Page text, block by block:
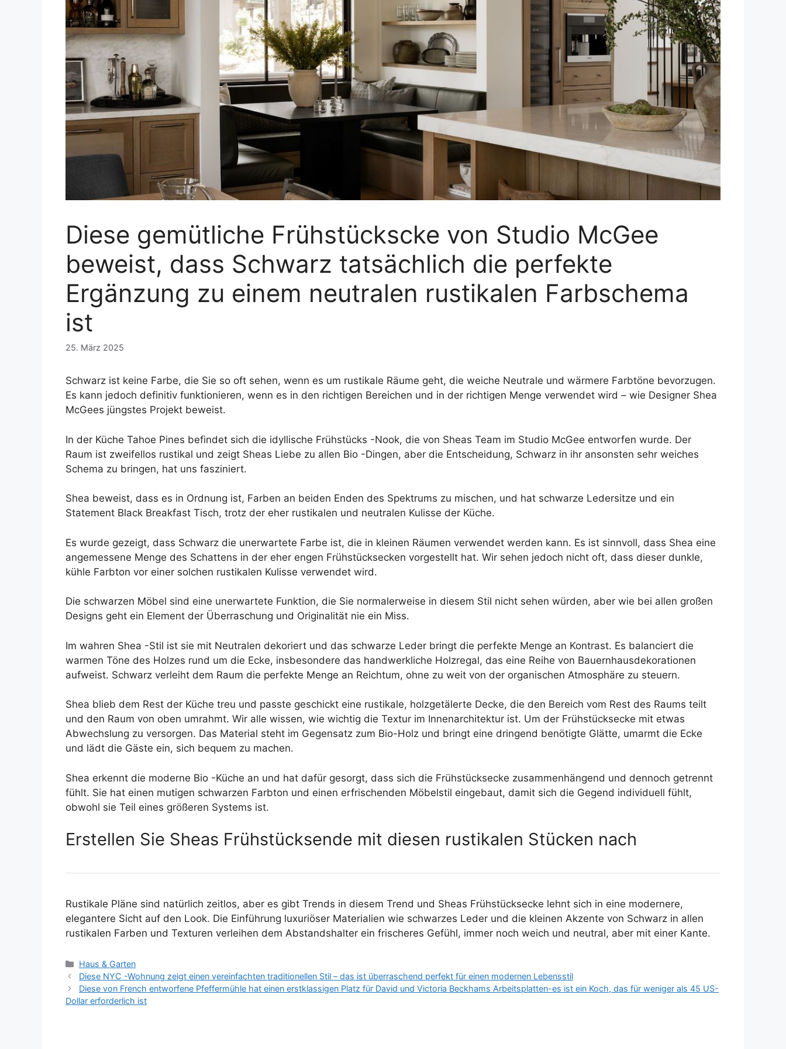
Diese gemütliche Frühstückscke von Studio McGee
beweist, dass Schwarz tatsächlich die perfekte
Ergänzung zu einem neutralen rustikalen Farbschema
ist
25. März 2025
Schwarz ist keine Farbe, die Sie so oft sehen, wenn es um rustikale Räume geht, die weiche Neutrale und wärmere Farbtöne bevorzugen.
Es kann jedoch definitiv funktionieren, wenn es in den richtigen Bereichen und in der richtigen Menge verwendet wird – wie Designer Shea
McGees jüngstes Projekt beweist.
In der Küche Tahoe Pines befindet sich die idyllische Frühstücks -Nook, die von Sheas Team im Studio McGee entworfen wurde. Der
Raum ist zweifellos rustikal und zeigt Sheas Liebe zu allen Bio -Dingen, aber die Entscheidung, Schwarz in ihr ansonsten sehr weiches
Schema zu bringen, hat uns fasziniert.
Shea beweist, dass es in Ordnung ist, Farben an beiden Enden des Spektrums zu mischen, und hat schwarze Ledersitze und ein
Statement Black Breakfast Tisch, trotz der eher rustikalen und neutralen Kulisse der Küche.
Es wurde gezeigt, dass Schwarz die unerwartete Farbe ist, die in kleinen Räumen verwendet werden kann. Es ist sinnvoll, dass Shea eine
angemessene Menge des Schattens in der eher engen Frühstücksecken vorgestellt hat. Wir sehen jedoch nicht oft, dass dieser dunkle,
kühle Farbton vor einer solchen rustikalen Kulisse verwendet wird.
Die schwarzen Möbel sind eine unerwartete Funktion, die Sie normalerweise in diesem Stil nicht sehen würden, aber wie bei allen großen
Designs geht ein Element der Überraschung und Originalität nie ein Miss.
Im wahren Shea -Stil ist sie mit Neutralen dekoriert und das schwarze Leder bringt die perfekte Menge an Kontrast. Es balanciert die
warmen Töne des Holzes rund um die Ecke, insbesondere das handwerkliche Holzregal, das eine Reihe von Bauernhausdekorationen
aufweist. Schwarz verleiht dem Raum die perfekte Menge an Reichtum, ohne zu weit von der organischen Atmosphäre zu steuern.
Shea blieb dem Rest der Küche treu und passte geschickt eine rustikale, holzgetälerte Decke, die den Bereich vom Rest des Raums teilt
und den Raum von oben umrahmt. Wir alle wissen, wie wichtig die Textur im Innenarchitektur ist. Um der Frühstücksecke mit etwas
Abwechslung zu versorgen. Das Material steht im Gegensatz zum Bio-Holz und bringt eine dringend benötigte Glätte, umarmt die Ecke
und lädt die Gäste ein, sich bequem zu machen.
Shea erkennt die moderne Bio -Küche an und hat dafür gesorgt, dass sich die Frühstücksecke zusammenhängend und dennoch getrennt
fühlt. Sie hat einen mutigen schwarzen Farbton und einen erfrischenden Möbelstil eingebaut, damit sich die Gegend individuell fühlt,
obwohl sie Teil eines größeren Systems ist.
Erstellen Sie Sheas Frühstücksende mit diesen rustikalen Stücken nach
Rustikale Pläne sind natürlich zeitlos, aber es gibt Trends in diesem Trend und Sheas Frühstücksecke lehnt sich in eine modernere,
elegantere Sicht auf den Look. Die Einführung luxuriöser Materialien wie schwarzes Leder und die kleinen Akzente von Schwarz in allen
rustikalen Farben und Texturen verleihen dem Abstandshalter ein frischeres Gefühl, immer noch weich und neutral, aber mit einer Kante.
Kategorien
Haus & Garten
Diese NYC -Wohnung zeigt einen vereinfachten traditionellen Stil – das ist überraschend perfekt für einen modernen Lebensstil
Diese von French entworfene Pfeffermühle hat einen erstklassigen Platz für David und Victoria Beckhams Arbeitsplatten-es ist ein Koch, das für weniger als 45 US-
Dollar erforderlich ist